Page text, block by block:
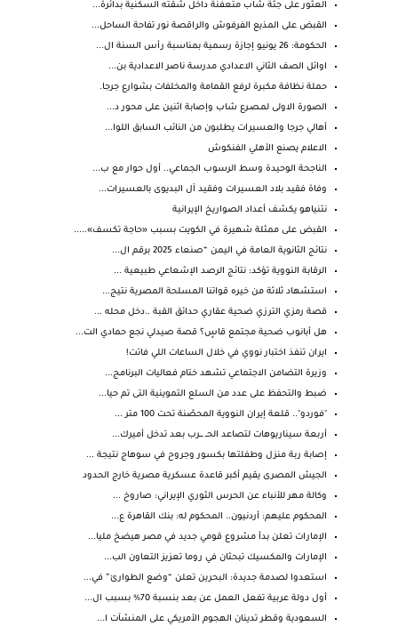
العثور على جثة شاب متعفنة داخل شقته السكنية بدائرة...
القبض على المذيع الفرفوش والراقصة نور تفاحة الساحل...
الحكومة: 26 يونيو إجازة رسمية بمناسبة رأس السنة ال...
اوائل الصف الثاني الاعدادي مدرسة ناصر الاعدادية بن...
حملة نظافة مكبرة لرفع القمامة والمخلفات بشوارع جرجا.
الصورة الاولى لمـصـرع شاب وإصابة اثنين على محور د...
أهالي جرجا والعسيرات يطلبون من النائب السابق اللوا...
الاعلام يصنع الأهلي الفنكوش
الناجحة الوحيدة وسط الرسوب الجماعي.. أول حوار مع ب...
وفاة فقيد بلاد العسيرات وفقيد آل البديوى بالعسيرات...
نتنياهو يكشف أعداد الصواريخ الإيرانية
القبض على ممثلة شهيرة في الكويت بسبب «حاجة تكسف».....
نتائج الثانوية العامة في اليمن “صنعاء 2025 برقم ال...
الرقابة النووية تؤكد: نتائج الرصد الإشعاعي طبيعية ...
استشهاد ثلاثة من خيره قواتنا المسلحة المصرية نتيج...
قصة رمزي الترزي ضحية عقاري حدائق القبة ..دخل محله ...
هل أبانوب ضحية مجتمع قاسٍ؟ قصة صيدلي نجع حمادي الت...
ايران تنفذ اختبار نووي في خلال الساعات اللي فاتت!
وزيرة التضامن الاجتماعي تشهد ختام فعاليات البرنامج...
ضبط والتحفظ على عدد من السلع التموينية التى تم حيا...
"فوردو".. قلعة إيران النووية المحصّنة تحت 100 متر ...
أربعة سيناريوهات لتصاعد الحــ ـــرب بعد تدخل أميرك...
إصابة ربة منزل وطفلتها بكسور وجروح في سوهاج نتيجة ...
الجيش المصرى يقيم أكبر قاعدة عسكرية مصرية خارج الحدود
وكالة مهر للأنباء عن الحرس الثوري الإيراني: صاروخ ...
المحكوم عليهم: أردنيون.. المحكوم له: بنك القاهرة ع...
الإمارات تعلن بدأ مشروع قومي جديد في مصر هيضخ مليا...
الإمارات والمكسيك تبحثان في روما تعزيز التعاون الب...
استعدوا لصدمة جديدة: البحرين تعلن “وضع الطوارئ” في...
أول دولة عربية تفعل العمل عن بعد بنسبة 70% بسبب ال...
السعودية وقطر تدينان الهجوم الأمريكي على المنشآت ا...